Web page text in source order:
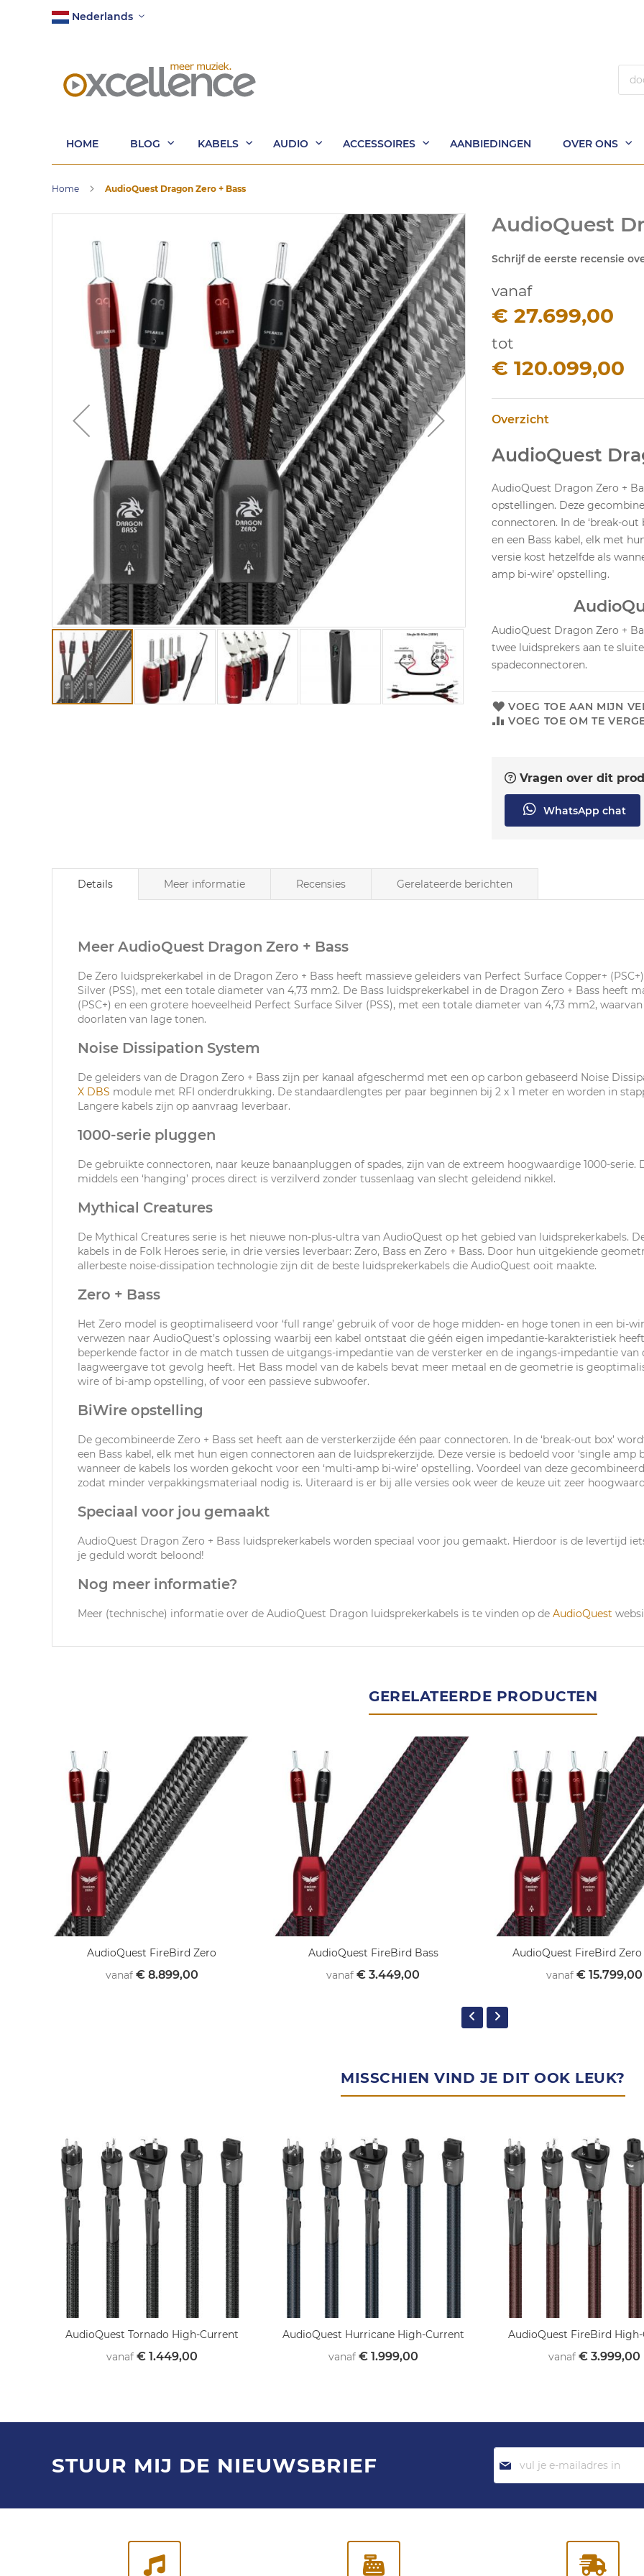
naarNederlands
HOME BLOG KABELS AUDIO ACCESSOIRES AANBIEDINGEN OVER ONS
Home AudioQuest Dragon Zero + Bass
AudioQuest
Schrijf de eerste recensie
vanaf
€ 27.699,00
tot
€ 120.099,00
Overzicht
AudioQuest
AudioQuest Dragon Zero +
opstellingen. Deze
connectoren. In de ‘break-
en een Bass kabel, elk met
versie kost hetzelfde als
amp bi-wire’ opstelling.
AudioQuest Dragon Zero +
twee luidsprekers aan te
spadeconnectoren.
VOEG TOE AAN MIJN
VOEG TOE OM TE
Vragen over dit
WhatsApp chat
afbeeldingen-
Details
Meer AudioQuest Dragon Zero + Bass
De Zero luidsprekerkabel in de Dragon Zero + Bass heeft massieve geleiders van Perfect Surface Copper+
Silver (PSS), met een totale diameter van 4,73 mm2. De Bass luidsprekerkabel in de Dragon Zero + Bass heeft
(PSC+) en een grotere hoeveelheid Perfect Surface Silver (PSS), met een totale diameter van 4,73 mm2,
doorlaten van lage tonen.
Noise Dissipation System
De geleiders van de Dragon Zero + Bass zijn per kanaal afgeschermd met een op carbon gebaseerd Noise
X DBS module met RFI onderdrukking. De standaardlengtes per paar beginnen bij 2 x 1 meter en worden in
Langere kabels zijn op aanvraag leverbaar.
1000-serie pluggen
De gebruikte connectoren, naar keuze banaanpluggen of spades, zijn van de extreem hoogwaardige 1000-
middels een ‘hanging’ proces direct is verzilverd zonder tussenlaag van slecht geleidend nikkel.
Mythical Creatures
De Mythical Creatures serie is het nieuwe non-plus-ultra van AudioQuest op het gebied van luidsprekerkabels.
kabels in de Folk Heroes serie, in drie versies leverbaar: Zero, Bass en Zero + Bass. Door hun uitgekiende
allerbeste noise-dissipation technologie zijn dit de beste luidsprekerkabels die AudioQuest ooit maakte.
Zero + Bass
Het Zero model is geoptimaliseerd voor ‘full range’ gebruik of voor de hoge midden- en hoge tonen in een bi-
verwezen naar AudioQuest’s oplossing waarbij een kabel ontstaat die géén eigen impedantie-karakteristiek
beperkende factor in de match tussen de uitgangs-impedantie van de versterker en de ingangs-impedantie
laagweergave tot gevolg heeft. Het Bass model van de kabels bevat meer metaal en de geometrie is
wire of bi-amp opstelling, of voor een passieve subwoofer.
BiWire opstelling
De gecombineerde Zero + Bass set heeft aan de versterkerzijde één paar connectoren. In de ‘break-out box’
een Bass kabel, elk met hun eigen connectoren aan de luidsprekerzijde. Deze versie is bedoeld voor ‘single amp
wanneer de kabels los worden gekocht voor een ‘multi-amp bi-wire’ opstelling. Voordeel van deze
zodat minder verpakkingsmateriaal nodig is. Uiteraard is er bij alle versies ook weer de keuze uit zeer
Speciaal voor jou gemaakt
AudioQuest Dragon Zero + Bass luidsprekerkabels worden speciaal voor jou gemaakt. Hierdoor is de levertijd
je geduld wordt beloond!
Nog meer informatie?
Meer (technische) informatie over de AudioQuest Dragon luidsprekerkabels is te vinden op de AudioQuest
Meer informatie Recensies Gerelateerde berichten
GERELATEERDE PRODUCTEN
AudioQuest FireBird Zero
vanaf € 8.899,00
AudioQuest FireBird Bass
vanaf € 3.449,00
AudioQuest FireBird Zero
vanaf € 15.799,00
MISSCHIEN VIND JE DIT OOK LEUK?
AudioQuest Tornado High-Current
vanaf € 1.449,00
AudioQuest Hurricane High-Current
vanaf € 1.999,00
AudioQuest FireBird
vanaf € 3.999,00
STUUR MIJ DE NIEUWSBRIEF
je
op
nieuwsbrief: